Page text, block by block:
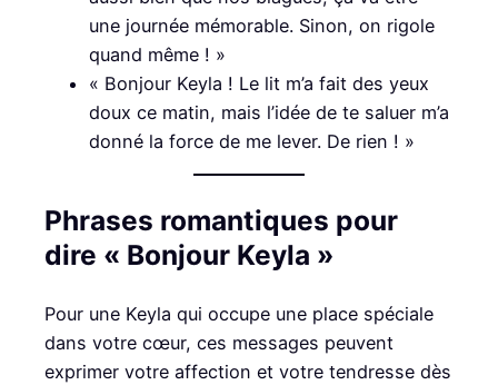
une journée mémorable. Sinon, on rigole
quand même ! »
« Bonjour Keyla ! Le lit m’a fait des yeux
doux ce matin, mais l’idée de te saluer m’a
donné la force de me lever. De rien ! »
Phrases romantiques pour
dire « Bonjour Keyla »
Pour une Keyla qui occupe une place spéciale
dans votre cœur, ces messages peuvent
exprimer votre affection et votre tendresse dès